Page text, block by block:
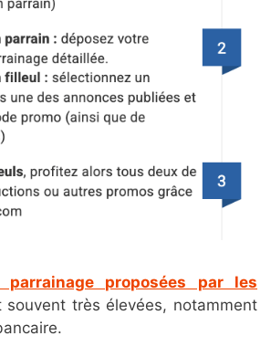
parrainage proposées par les
souvent très élevées, notamment